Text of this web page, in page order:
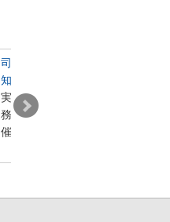
司法書士のお仕事や業界のこ
知りたい方へ！
実務家講演会、お仕事相談会
務所説明会など各種イベント
催しています